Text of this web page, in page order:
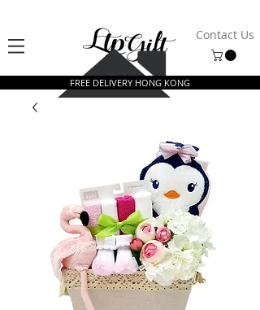
Contact Us
FREE DELIVERY HONG KONG